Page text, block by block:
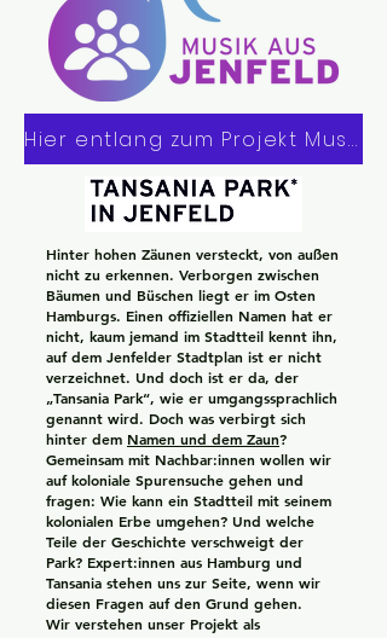
Hier entlang zum Projekt Musik aus Jenfeld
Hinter hohen Zäunen versteckt, von außen
nicht zu erkennen. Verborgen zwischen
Bäumen und Büschen liegt er im Osten
Hamburgs. Einen offiziellen Namen hat er
nicht, kaum jemand im Stadtteil kennt ihn,
auf dem Jenfelder Stadtplan ist er nicht
verzeichnet. Und doch ist er da, der
„Tansania Park“, wie er umgangssprachlich
genannt wird. Doch was verbirgt sich
hinter dem Namen und dem Zaun?
Gemeinsam mit Nachbar:innen wollen wir
auf koloniale Spurensuche gehen und
fragen: Wie kann ein Stadtteil mit seinem
kolonialen Erbe umgehen? Und welche
Teile der Geschichte verschweigt der
Park? Expert:innen aus Hamburg und
Tansania stehen uns zur Seite, wenn wir
diesen Fragen auf den Grund gehen.
Wir verstehen unser Projekt als